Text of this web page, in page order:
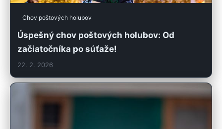
Chov poštových holubov
Úspešný chov poštových holubov: Od
začiatočníka po súťaže!
22. 2. 2026